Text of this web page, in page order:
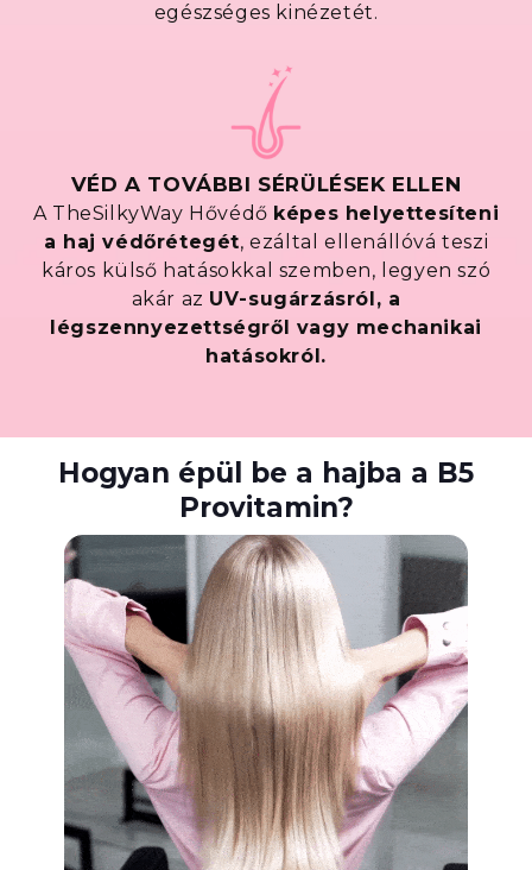
egészséges kinézetét.
VÉD A TOVÁBBI SÉRÜLÉSEK ELLEN
A TheSilkyWay Hővédő képes helyettesíteni
a haj védőrétegét, ezáltal ellenállóvá teszi
káros külső hatásokkal szemben, legyen szó
akár az UV-sugárzásról, a
légszennyezettségről vagy mechanikai
hatásokról.
Hogyan épül be a hajba a B5
Provitamin?